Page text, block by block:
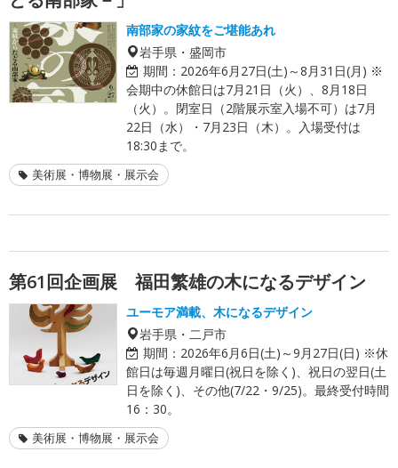
南部家の家紋をご堪能あれ
岩手県・盛岡市
期間： 2026年6月27日(土)～8月31日(月) ※
会期中の休館日は7月21日（火）、8月18日
（火）。閉室日（2階展示室入場不可）は7月
22日（水）・7月23日（木）。入場受付は
18:30まで。
美術展・博物展・展示会
第61回企画展 福田繁雄の木になるデザイン
ユーモア満載、木になるデザイン
岩手県・二戸市
期間： 2026年6月6日(土)～9月27日(日) ※休
館日は毎週月曜日(祝日を除く)、祝日の翌日(土
日を除く)、その他(7/22・9/25)。最終受付時間
16：30。
美術展・博物展・展示会